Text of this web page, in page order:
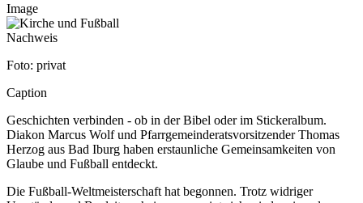
Image
Nachweis
Foto: privat
Caption
Geschichten verbinden - ob in der Bibel oder im Stickeralbum.
Diakon Marcus Wolf und Pfarrgemeinderatsvorsitzender Thomas
Herzog aus Bad Iburg haben erstaunliche Gemeinsamkeiten von
Glaube und Fußball entdeckt.
Die Fußball-Weltmeisterschaft hat begonnen. Trotz widriger